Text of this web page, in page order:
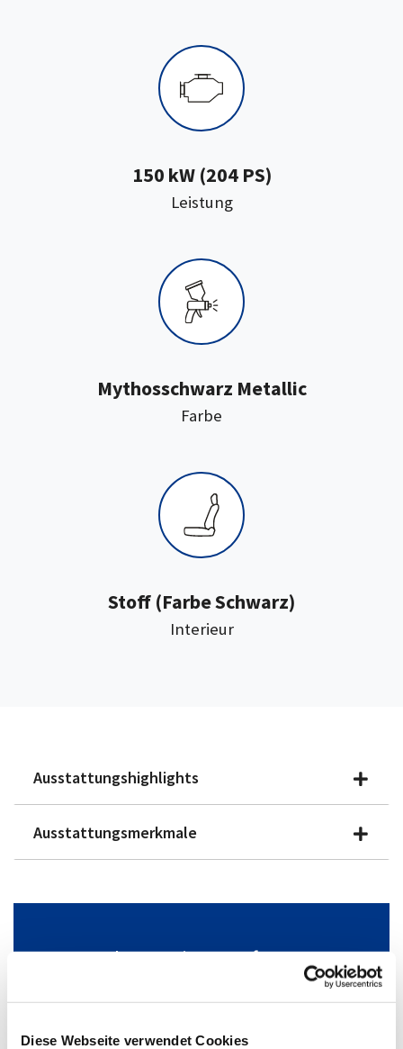
Diese Webseite verwendet Cookies
Leistung:
150 kW (204 PS)
Farbe
Mythosschwarz Metallic
Interieur
Stoff :(Farbe Schwarz)
Ausstattungshighlights
Ausstattungsmerkmale
Fahrzeug jetzt anfragen
+49(0)2306/705-280 Fahrzeug anfragen